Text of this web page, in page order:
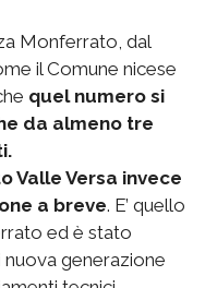
Monferrato, dal
il Comune nicese
quel numero si
da almeno tre
Valle Versa invece
a breve. E’ quello
ed è stato
generazione